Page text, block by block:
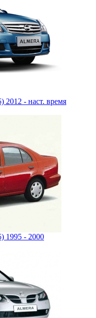
2012 - наст. время
1995 - 2000